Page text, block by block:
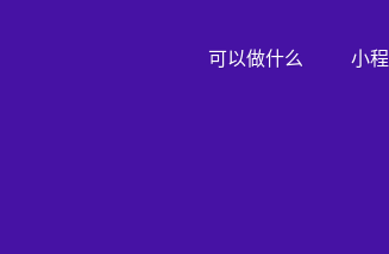
可以做什么 小